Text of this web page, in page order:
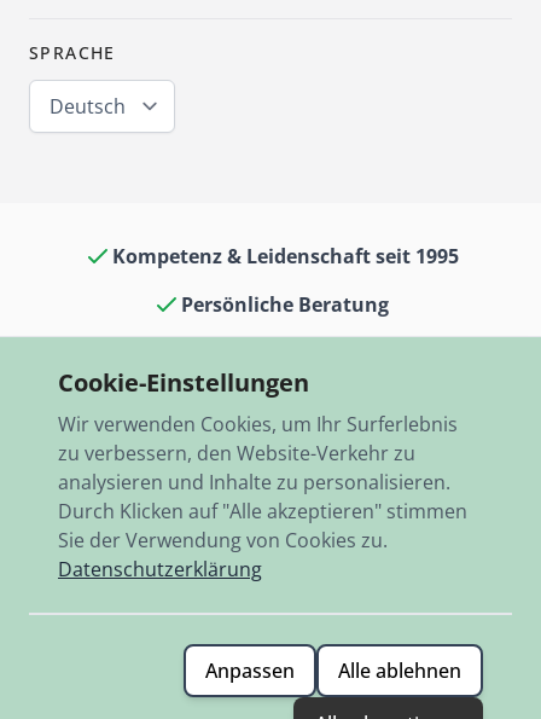
SPRACHE
Deutsch
Kompetenz & Leidenschaft seit 1995
Persönliche Beratung
13.000 Artikel auf Lager
Schneller Versand, weltweit
© 2026 RBO-Ing. Stöckl GmbH.
Allgemeine Geschäftsbedingungen
Cookie-Einstellungen
Wir verwenden Cookies, um Ihr Surferlebnis
zu verbessern, den Website-Verkehr zu
analysieren und Inhalte zu personalisieren.
Durch Klicken auf "Alle akzeptieren" stimmen
Sie der Verwendung von Cookies zu.
Datenschutzerklärung
Anpassen
Alle ablehnen